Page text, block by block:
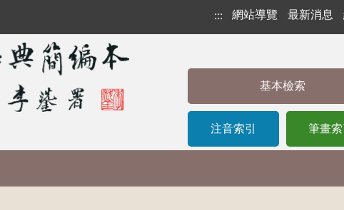
::: 網站導覽 最新消息
基本檢索
注音索引 筆畫索